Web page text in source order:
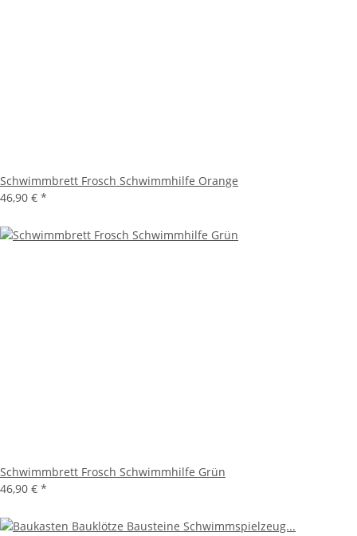
Schwimmbrett Frosch Schwimmhilfe Orange
46,90 € *
Schwimmbrett Frosch Schwimmhilfe Grün
46,90 € *